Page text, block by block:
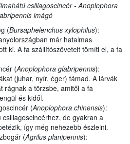
csillagoscincér - Anoplophora
imágó
(Bursaphelenchus xylophilus):
már hatalmas
ki. A fa szállítószöveteit tömíti el, a fa
(Anoplophora glabripennis):
(juhar, nyír, éger) támad. A lárvák
rágnak a törzsbe, amitől a fa
és kidől.
(Anoplophora chinensis):
csillagoscincérhez, de gyakran a
így még nehezebb észlelni.
(Agrilus planipennis):